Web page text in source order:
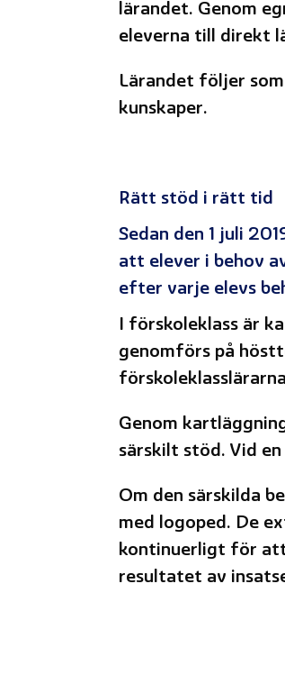
lärandet. Genom
eleverna till direkt
Lärandet följer
kunskaper.
Rätt stöd i rätt tid
Sedan den 1 juli
att elever i behov
efter varje elevs
I förskoleklass är
genomförs på
Genom
särskilt stöd. Vid
Om den särskilda
med logoped. De
kontinuerligt för att
resultatet av